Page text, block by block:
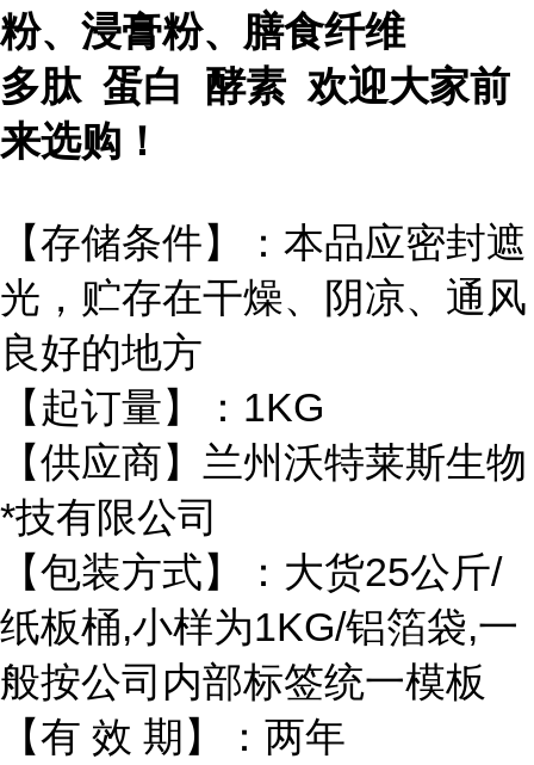
粉、浸膏粉、膳食纤维
多肽 蛋白 酵素 欢迎大家前
来选购！
【存储条件】：本品应密封遮
光，贮存在干燥、阴凉、通风
良好的地方
【起订量】：1KG
【供应商】兰州沃特莱斯生物
*技有限公司
【包装方式】：大货25公斤/
纸板桶,小样为1KG/铝箔袋,一
般按公司内部标签统一模板
【有 效 期】：两年